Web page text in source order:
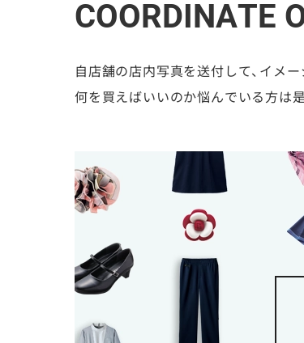
COORDINATE
自店舗の店内写真を送付して、イメ
何を買えばいいのか悩んでいる方は